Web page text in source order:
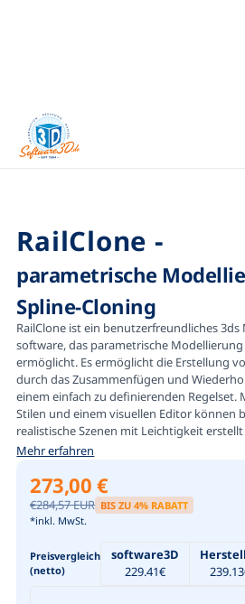
Home iToo software
RailClone -
parametrische
Spline-Cloning
RailClone ist ein benutzerfreundliches 3ds
software, das parametrische
ermöglicht. Es ermöglicht die Erstellung
durch das Zusammenfügen und
einem einfach zu definierenden
Stilen und einem visuellen Editor können
realistische Szenen mit Leichtigkeit
Mehr erfahren
273,00 €
€284,57 EUR BIS ZU4% RABATT
*inkl. MwSt.
Preisvergleich
(netto)
software3D
229.41€
239.13